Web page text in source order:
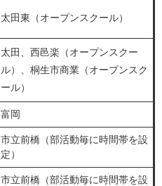
太田東（オープンスクール）
太田、西邑楽（オープンスクー
ル）、桐生市商業（オープンスク
ール）
富岡
市立前橋（部活動毎に時間帯を設
定）
市立前橋（部活動毎に時間帯を設